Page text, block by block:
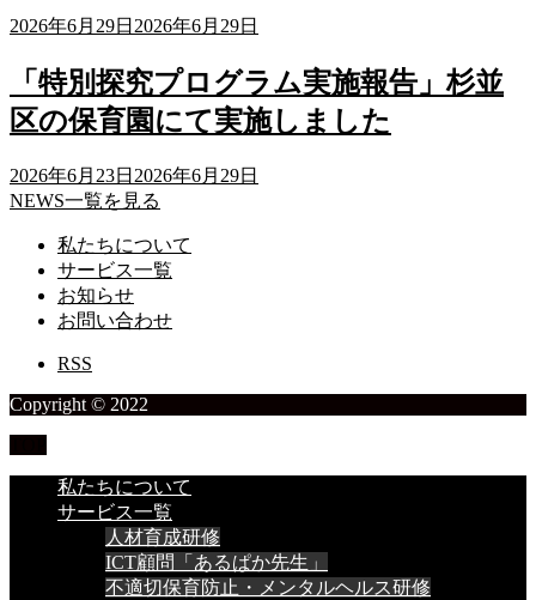
2026年6月29日 2026年6月29日
「特別探究プログラム実施報告」杉並
区の保育園にて実施しました
2026年6月23日 2026年6月29日
NEWS一覧を見る
私たちについて
サービス一覧
お知らせ
お問い合わせ
RSS
Copyright © 2022
私たちについて
サービス一覧
人材育成研修
ICT顧問「あるぱか先生」
不適切保育防止・メンタルヘルス研修